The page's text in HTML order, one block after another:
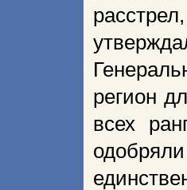
регион
всех